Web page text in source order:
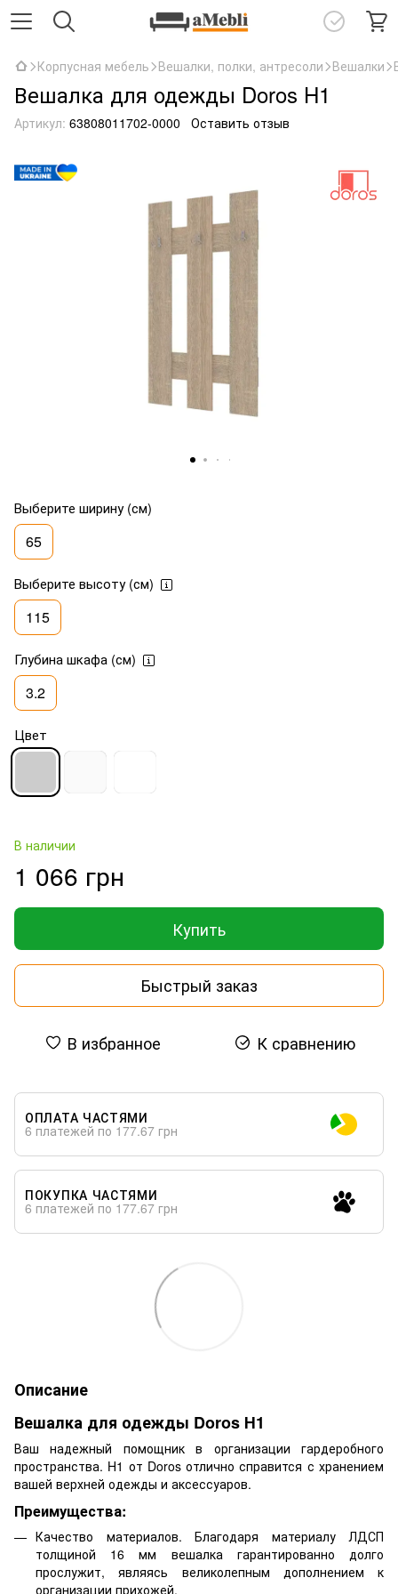
Корпусная мебель Вешалки, полки, антресоли Вешалки
Вешалка для одежды Doros H1
Артикул: 63808011702-0000 Оставить отзыв
Выберите ширину (см)
65
Выберите высоту (см)
115
Глубина шкафа (см)
3.2
Цвет
В наличии
1 066 грн
Купить
Быстрый заказ
В избранное К сравнению
ОПЛАТА ЧАСТЯМИ
6 платежей по 177.67 грн
ПОКУПКА ЧАСТЯМИ
6 платежей по 177.67 грн
Описание
Вешалка для одежды Doros Н1
Ваш надежный помощник в организации гардеробного
пространства. H1 от Doros отлично справится с хранением
вашей верхней одежды и аксессуаров.
Преимущества:
Качество материалов. Благодаря материалу ЛДСП
толщиной 16 мм вешалка гарантированно долго
прослужит, являясь великолепным дополнением к
организации прихожей.